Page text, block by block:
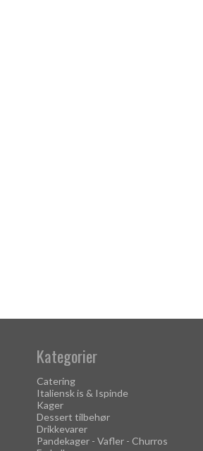
Kategorier
Catering
Italiensk is & Ispinde
Kager
Dessert tilbehør
Drikkevarer
Pandekager - Vafler - Churros